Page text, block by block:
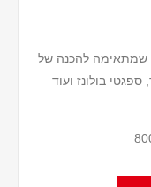
שמתאימה להכנה של
בולונז ועוד